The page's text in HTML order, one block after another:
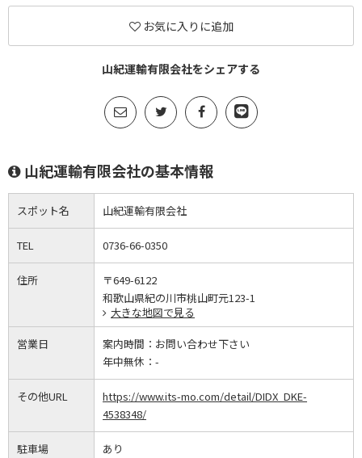
お気に入りに追加
山紀運輸有限会社をシェアする
山紀運輸有限会社の基本情報
スポット名 山紀運輸有限会社
TEL 0736-66-0350
住所
〒649-6122
和歌山県紀の川市桃山町元123-1
大きな地図で見る
営業日 案内時間： お問い合わせ下さい
年中無休： -
その他URL
https://www.its-mo.com/detail/DIDX_DKE-
4538348/
駐車場 あり